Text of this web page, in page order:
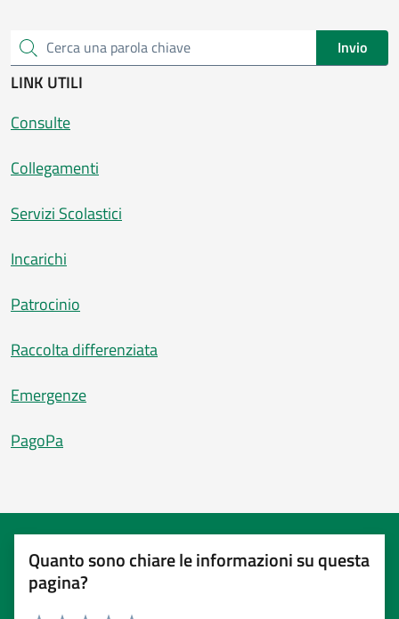
Cerca una parola chiave Invio
LINK UTILI
Consulte
Collegamenti
Servizi Scolastici
Incarichi
Patrocinio
Raccolta differenziata
Emergenze
PagoPa
Quanto sono chiare le informazioni su questa
pagina?